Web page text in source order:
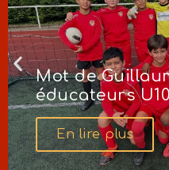
Mot de
éducateurs
En lire plus